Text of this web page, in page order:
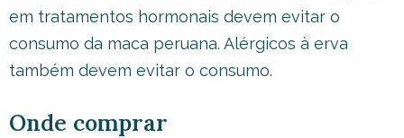
em tratamentos hormonais devem evitar o
consumo da maca peruana. Alérgicos à erva
também devem evitar o consumo.
Onde comprar